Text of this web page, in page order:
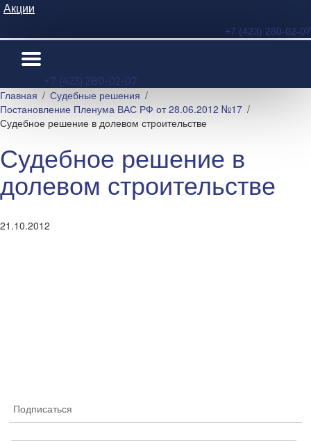
Акции
+7 (423) 280-02-07
+7 (423) 280-02-07
Главная
Судебные решения
Постановление Пленума ВАС РФ от 28.06.2012 №17
Судебное решение в долевом строительстве
Судебное решение в
долевом строительстве
21.10.2012
Подписаться